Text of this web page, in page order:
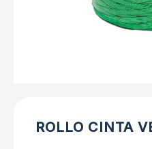
ROLLO CINTA